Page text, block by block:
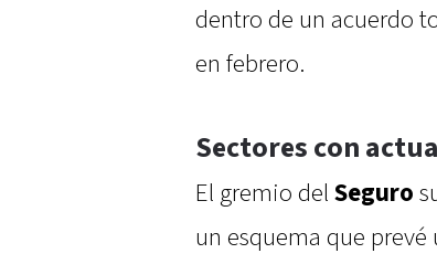
dentro de un acuerdo
en febrero.
Sectores con
El gremio del Seguro
un esquema que